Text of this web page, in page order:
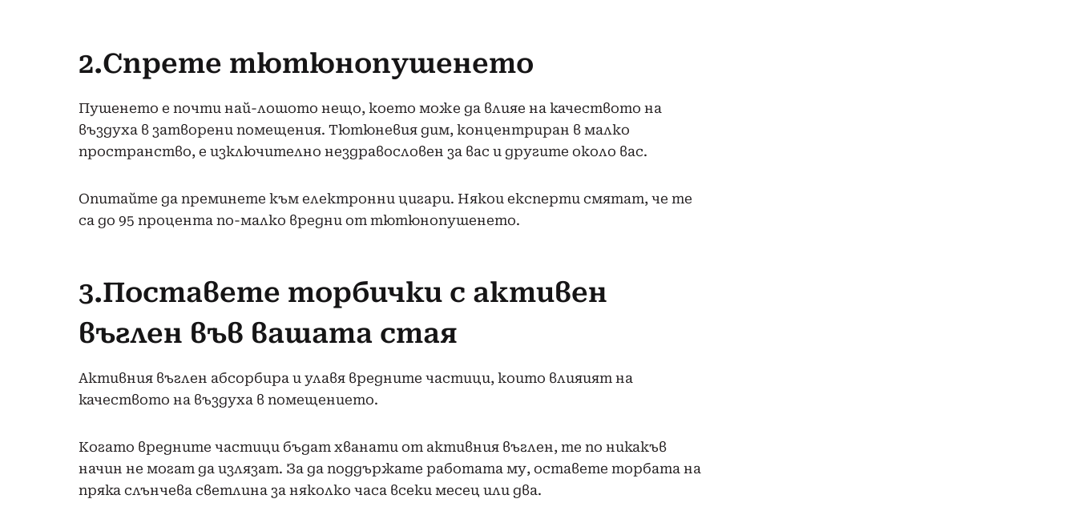
2.Спрете тютюнопушенето
Пушенето е почти най-лошото нещо, което може да влияе на качеството на
въздуха в затворени помещения. Тютюневия дим, концентриран в малко
пространство, е изключително нездравословен за вас и другите около вас.
Опитайте да преминете към електронни цигари. Някои експерти смятат, че те
са до 95 процента по-малко вредни от тютюнопушенето.
3.Поставете торбички с активен
въглен във вашата стая
Активния въглен абсорбира и улавя вредните частици, които влияият на
качеството на въздуха в помещението.
Когато вредните частици бъдат хванати от активния въглен, те по никакъв
начин не могат да излязат. За да поддържате работата му, оставете торбата на
пряка слънчева светлина за няколко часа всеки месец или два.